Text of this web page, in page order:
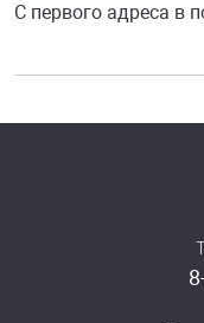
С первого адреса в